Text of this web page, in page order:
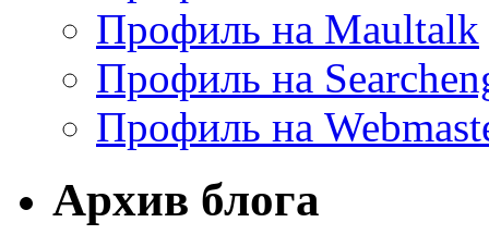
Профиль на Maultalk
Профиль на
Профиль на
Архив блога